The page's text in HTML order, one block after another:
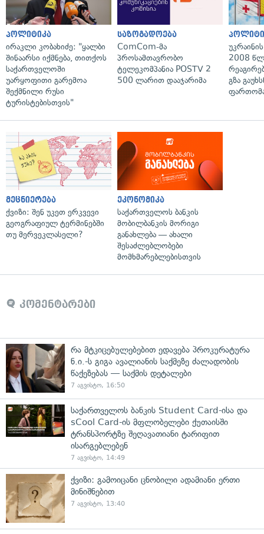
პოლიტიკა
ირაკლი კობახიძე: "ყალბი
შინაარსი იქმნება, თითქოს
საქართველოში
უარყოფითი გარემოა
შექმნილი რუსი
ტურისტებისთვის"
საზოგადოება
ComCom-მა
პროსამთავრობო
ტელეკომპანია POSTV 2
500 ლარით დააჯარიმა
2008
გზა
მეცნიერება
ქვიზი: შენ უკეთ ერკვევი
გეოგრაფიულ ტერმინებში
თუ მერვეკლასელი?
ეკონომიკა
საქართველოს ბანკის
მობილბანკის მორიგი
განახლება — ახალი
შესაძლებლობები
მომხმარებლებისთვის
კომენტარები
რა მტკიცებულებებით ედავება პროკურატურა
ნ.ი.-ს გიგა ავალიანის საქმეზე ძალადობის
წაქეზებას — საქმის დეტალები
7 აგვისტო, 16:50
საქართველოს ბანკის Student Card-ისა და
sCool Card-ის მფლობელები ქუთაისში
ტრანსპორტზე შეღავათიანი ტარიფით
ისარგებლებენ
7 აგვისტო, 14:49
ქვიზი: გამოიცანი ცნობილი ადამიანი ერთი
მინიშნებით
7 აგვისტო, 13:40